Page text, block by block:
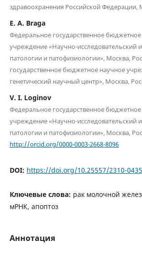
здравоохранения Российской Федерации,
E. A. Braga
Федеральное государственное
учреждение «Научно-исследовательский
патологии и патофизиологии», Москва,
государственное бюджетное научное
генетический научный центр», Москва,
V. I. Loginov
Федеральное государственное
учреждение «Научно-исследовательский
патологии и патофизиологии», Москва,
http://orcid.org/0000-0003-2668-8096
DOI: https://doi.org/10.25557/2310-
Ключевые слова: рак молочной
мРНК, апоптоз
Аннотация